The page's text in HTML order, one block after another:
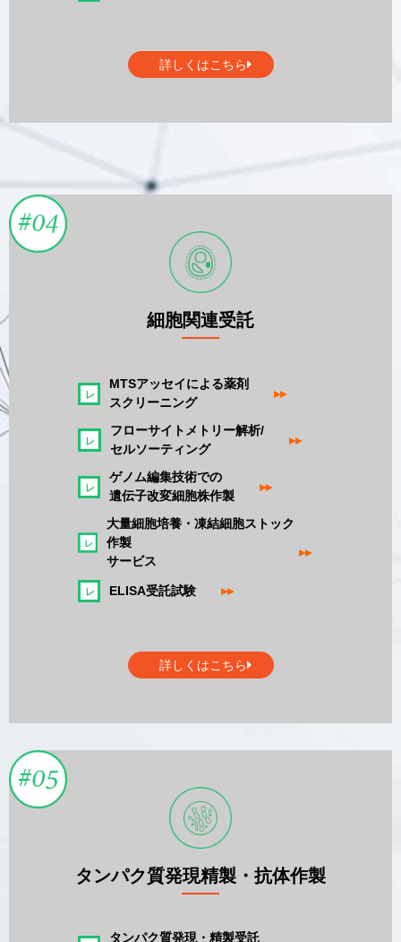
詳しくはこちら
細胞関連受託
MTSアッセイによる薬剤
スクリーニング
▸▸
フローサイトメトリー解析/
セルソーティング
▸▸
ゲノム編集技術での
遺伝子改変細胞株作製
▸▸
大量細胞培養・凍結細胞ストック
作製
サービス
▸▸
ELISA受託試験▸▸
詳しくはこちら
タンパク質発現精製・抗体作製
タンパク質発現・精製受託